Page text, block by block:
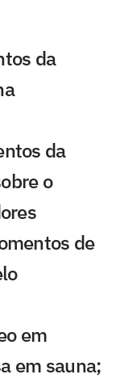
da
da
o
de
em
em sauna;